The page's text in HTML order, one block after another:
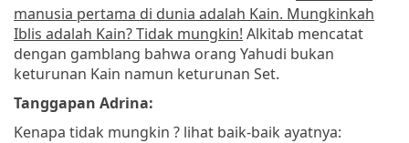
manusia pertama di dunia adalah Kain. Mungkinkah
Iblis adalah Kain? Tidak mungkin! Alkitab mencatat
dengan gamblang bahwa orang Yahudi bukan
keturunan Kain namun keturunan Set.
Tanggapan Adrina:
Kenapa tidak mungkin ? lihat baik-baik ayatnya: